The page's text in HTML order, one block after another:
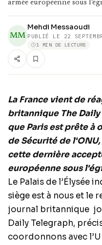
armée européenne sous
MM
Mehdi Messaoudi
PUBLIÉ LE 22
1 MIN DE LECTURE
La France vient de
britannique The
que Paris est prête à
de Sécurité de
cette dernière
européenne sous
Le Palais de l’Élysée
siège est à nous et le
journal britannique
Daily Telegraph,
coordonnons avec